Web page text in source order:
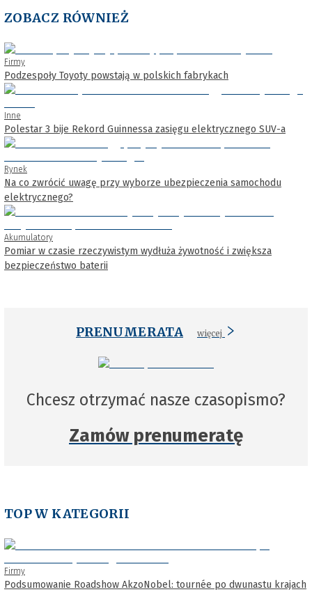
ZOBACZ RÓWNIEŻ
Firmy
Podzespoły Toyoty powstają w polskich fabrykach
Inne
Polestar 3 bije Rekord Guinnessa zasięgu elektrycznego SUV-a
Rynek
Na co zwrócić uwagę przy wyborze ubezpieczenia samochodu
elektrycznego?
Akumulatory
Pomiar w czasie rzeczywistym wydłuża żywotność i zwiększa
bezpieczeństwo baterii
PRENUMERATA więcej
Chcesz otrzymać nasze czasopismo?
Zamów prenumeratę
TOP W KATEGORII
Firmy
Podsumowanie Roadshow AkzoNobel: tournée po dwunastu krajach